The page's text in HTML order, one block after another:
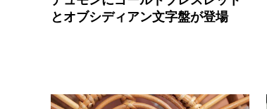
とオブシディアン文字盤が登場